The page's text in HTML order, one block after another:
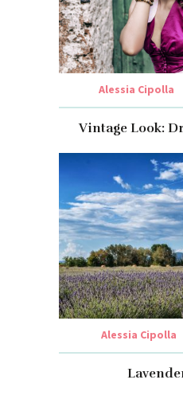
Alessia Cipolla
Vintage Look:
Alessia Cipolla